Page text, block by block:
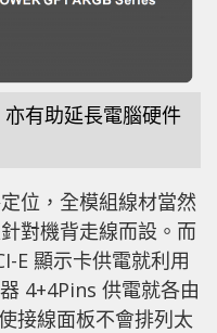
有助延長電腦硬件
位，全模組線材當然
對機背走線而設。而
E 顯示卡供電就利用
4+4Pins 供電就各由
接線面板不會排列太